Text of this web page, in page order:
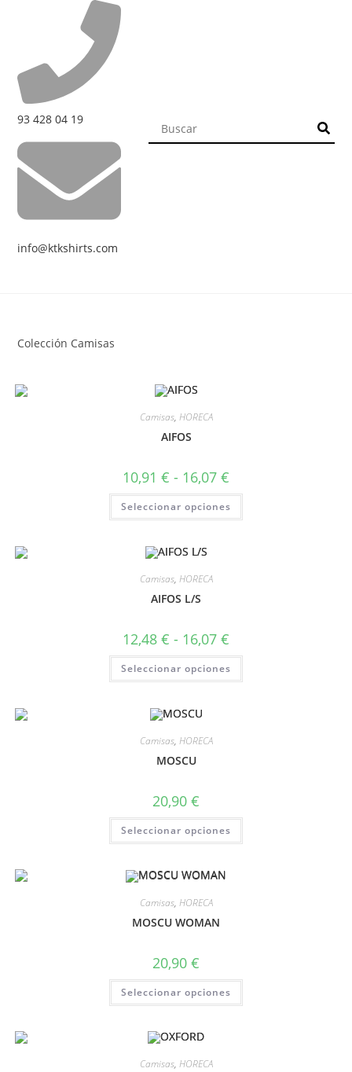
93 428 04 19
info@ktkshirts.com
Colección Camisas
Camisas, HORECA
AIFOS
10,91 € - 16,07 €
Seleccionar opciones
Camisas, HORECA
AIFOS L/S
12,48 € - 16,07 €
Seleccionar opciones
Camisas, HORECA
MOSCU
20,90 €
Seleccionar opciones
Camisas, HORECA
MOSCU WOMAN
20,90 €
Seleccionar opciones
Camisas, HORECA